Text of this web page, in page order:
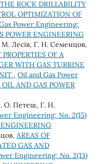
THE ROCK DRILLABILITY
OPTIMIZATION OF
Power Engineering:
POWER ENGINEERING
Лесів, Г. Н. Семенцов,
OF A
WITH GAS TURBINE
, Oil and Gas Power
AND GAS POWER
О. Петеш, Г. Н.
Engineering: No. 2(15)
ENGINEERING
AREAS OF
GAS AND
Engineering: No. 2(13)